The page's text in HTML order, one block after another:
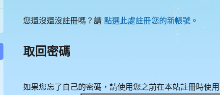
您還沒還沒註冊嗎？請點選此處註冊您的新帳號 。
取回密碼
如果您忘了自己的密碼，請使用您之前在本站註冊時使